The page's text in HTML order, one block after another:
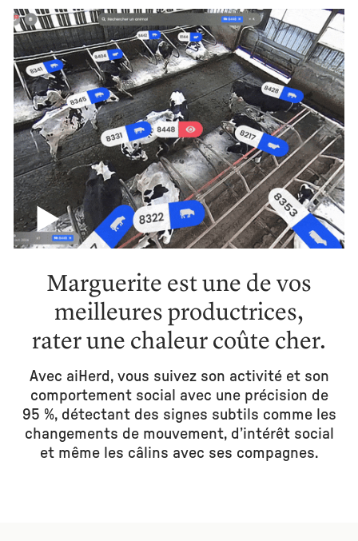
Marguerite est une de vos
meilleures productrices,
rater une chaleur coûte cher.
Avec aiHerd, vous suivez son activité et son
comportement social avec une précision de
95 %, détectant des signes subtils comme les
changements de mouvement, d’intérêt social
et même les câlins avec ses compagnes.